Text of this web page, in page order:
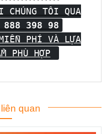
CHÚNG TÔI QUA
888 398 98
PHÍ VÀ LỰA
PHÙ HỢP
quan